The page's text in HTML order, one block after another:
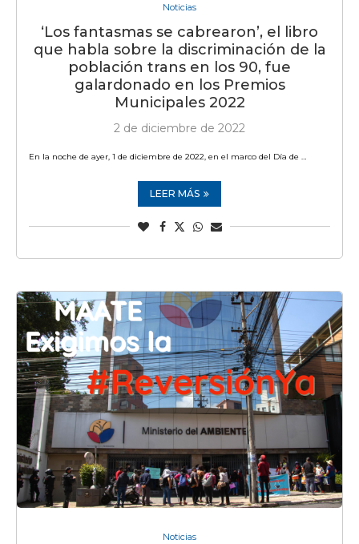
Noticias
‘Los fantasmas se cabrearon’, el libro
que habla sobre la discriminación de la
población trans en los 90, fue
galardonado en los Premios
Municipales 2022
2 de diciembre de 2022
En la noche de ayer, 1 de diciembre de 2022, en el marco del Día de …
LEER MÁS
Noticias